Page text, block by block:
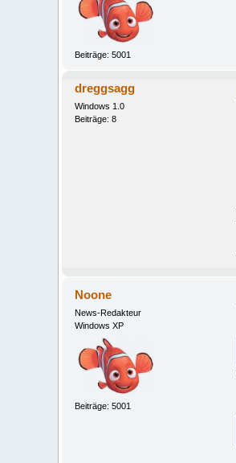
Beiträge: 5001
dreggsagg
Windows 1.0
Beiträge: 8
Noone
News-Redakteur
Windows XP
Beiträge: 5001